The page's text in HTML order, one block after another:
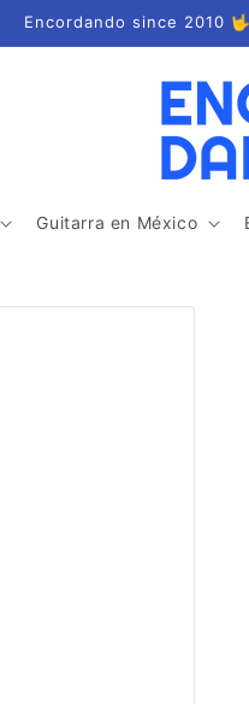
Encordando since 2010
Guitarra en México